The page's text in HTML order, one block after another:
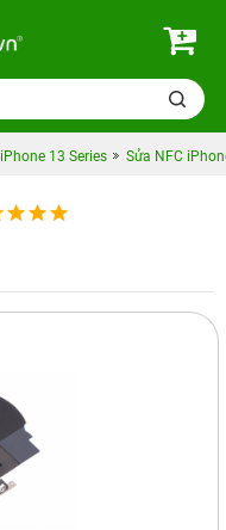
iPhone 13 Series Sửa NFC